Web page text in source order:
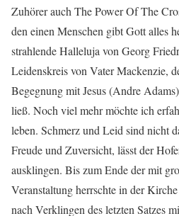
Zuhörer auch The Power Of The
den einen Menschen gibt Gott alles
strahlende Halleluja von Georg
Leidenskreis von Vater Mackenzie,
Begegnung mit Jesus (Andre
ließ. Noch viel mehr möchte ich
leben. Schmerz und Leid sind nicht
Freude und Zuversicht, lässt der
ausklingen. Bis zum Ende der mit
Veranstaltung herrschte in der
nach Verklingen des letzten Satzes